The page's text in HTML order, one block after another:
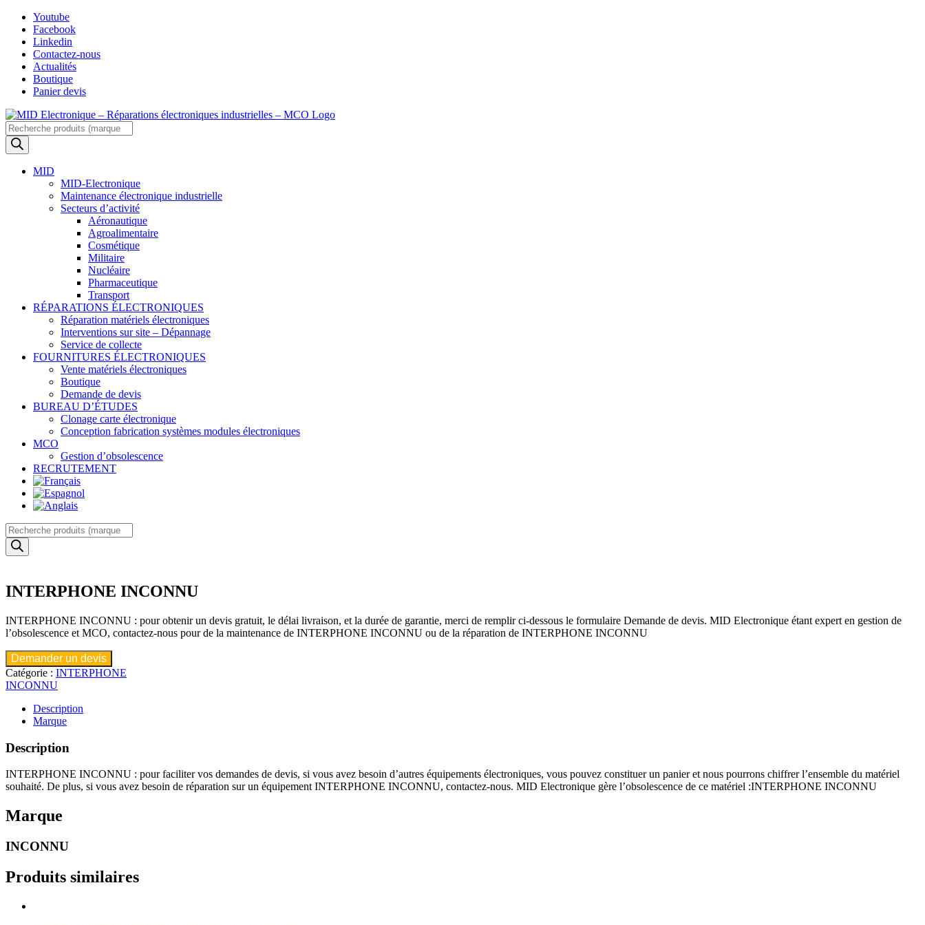
Skip
content
Youtube
Facebook
Linkedin
Contactez-nous
Actualités
Boutique
Panier devis
Recherche
de
produits
MID
MID-Electronique
Maintenance électronique industrielle
Secteurs d’activité
Aéronautique
Agroalimentaire
Cosmétique
Militaire
Nucléaire
Pharmaceutique
Transport
RÉPARATIONS ÉLECTRONIQUES
Réparation matériels électroniques
Interventions sur site – Dépannage
Service de collecte
FOURNITURES ÉLECTRONIQUES
Vente matériels électroniques
Boutique
Demande de devis
BUREAU D’ÉTUDES
Clonage carte électronique
Conception fabrication systèmes modules électroniques
MCO
Gestion d’obsolescence
RECRUTEMENT
Recherche
de
produits
INTERPHONE INCONNU
INTERPHONE INCONNU : pour obtenir un devis gratuit, le délai livraison, et la durée de garantie, merci de remplir ci-dessous le formulaire Demande de devis. MID Electronique étant expert en gestion de
l’obsolescence et MCO, contactez-nous pour de la maintenance de INTERPHONE INCONNU ou de la réparation de INTERPHONE INCONNU
Demander un devis
Catégorie : INTERPHONE
INCONNU
Description
Marque
Description
INTERPHONE INCONNU : pour faciliter vos demandes de devis, si vous avez besoin d’autres équipements électroniques, vous pouvez constituer un panier et nous pourrons chiffrer l’ensemble du matériel
souhaité. De plus, si vous avez besoin de réparation sur un équipement INTERPHONE INCONNU, contactez-nous. MID Electronique gère l’obsolescence de ce matériel :INTERPHONE INCONNU
Marque
INCONNU
Produits similaires